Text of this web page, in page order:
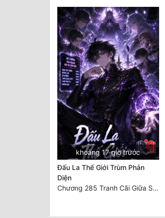
khoảng 17 giờ trước
Đấu La Thế Giới Trùm Phản
Diện
Chương 285 Tranh Cãi Giữa Sư Đồ